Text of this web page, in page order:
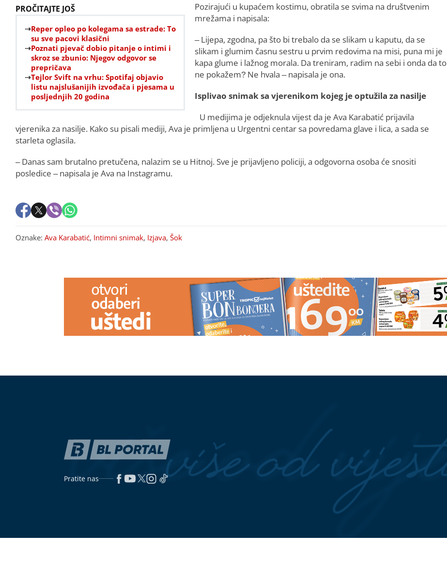
PROČITAJTE JOŠ
Reper opleo po kolegama sa estrade: To
su sve pacovi klasični
Poznati pjevač dobio pitanje o intimi i
skroz se zbunio: Njegov odgovor se
prepričava
Tejlor Svift na vrhu: Spotifaj objavio
listu najslušanijih izvođača i pjesama u
posljednjih 20 godina
Pozirajući u kupaćem kostimu, obratila se svima na društvenim
mrežama i napisala:
– Lijepa, zgodna, pa što bi trebalo da se slikam u kaputu, da se
slikam i glumim časnu sestru u prvim redovima na misi, puna mi je
kapa glume i lažnog morala. Da treniram, radim na sebi i onda da to
ne pokažem? Ne hvala – napisala je ona.
Isplivao snimak sa vjerenikom kojeg je optužila za nasilje
U medijima je odjeknula vijest da je Ava Karabatić prijavila
vjerenika za nasilje. Kako su pisali mediji, Ava je primljena u Urgentni centar sa povredama glave i lica, a sada se
starleta oglasila.
– Danas sam brutalno pretučena, nalazim se u Hitnoj. Sve je prijavljeno policiji, a odgovorna osoba će snositi
posledice – napisala je Ava na Instagramu.
Oznake: Ava Karabatić, Intimni snimak, Izjava, Šok
slučajno
alarm, stiže novi udar vrućine
37 ekipa iz 4 države, ukus odlučio
(FOTO) BUDIMO HUMANI
Djevojčica vodi tešku borbu sa
Čuva srce: Evo koliko je zapravo
zdrava brusnica
(VIDEO)Od stida se sakrila ispod
stola: Voditeljki u programu uživo
izletjela VULGARNA RIJEČ, snimak
pogledalo 12 miliona ljudi